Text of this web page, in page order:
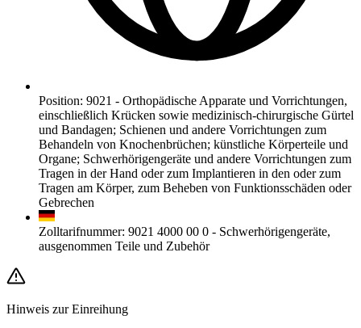
Position: 9021 - Orthopädische Apparate und Vorrichtungen,
einschließlich Krücken sowie medizinisch-chirurgische Gürtel
und Bandagen; Schienen und andere Vorrichtungen zum
Behandeln von Knochenbrüchen; künstliche Körperteile und
Organe; Schwerhörigengeräte und andere Vorrichtungen zum
Tragen in der Hand oder zum Implantieren in den oder zum
Tragen am Körper, zum Beheben von Funktionsschäden oder
Gebrechen
Zolltarifnummer: 9021 4000 00 0 - Schwerhörigengeräte,
ausgenommen Teile und Zubehör
Hinweis zur Einreihung